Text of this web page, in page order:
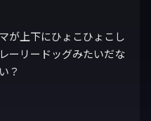
が上下にひょこひょこし
ーリードッグみたいだな
？